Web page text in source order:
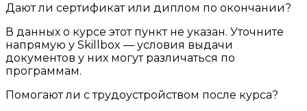
Дают ли сертификат или диплом по окончании?
В данных о курсе этот пункт не указан. Уточните
напрямую у Skillbox — условия выдачи
документов у них могут различаться по
программам.
Помогают ли с трудоустройством после курса?